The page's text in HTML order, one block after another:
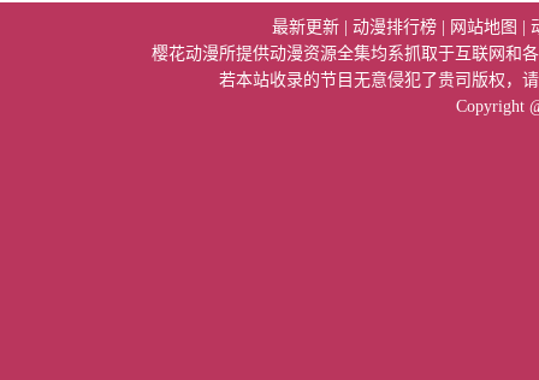
最新更新 动漫排行榜 网站地图
樱花动漫所提供动漫资源全集均系抓取于互联网和
若本站收录的节目无意侵犯了贵司版权，
Copyright